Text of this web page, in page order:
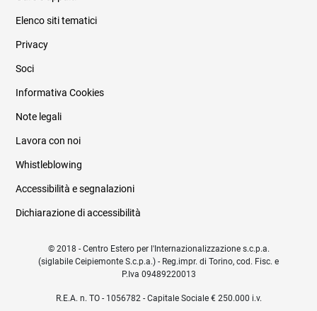
Elenco siti tematici
Privacy
Soci
Informativa Cookies
Note legali
Lavora con noi
Whistleblowing
Accessibilità e segnalazioni
Dichiarazione di accessibilità
© 2018 - Centro Estero per l'Internazionalizzazione s.c.p.a.
(siglabile Ceipiemonte S.c.p.a.) - Reg.impr. di Torino, cod. Fisc. e
P.Iva 09489220013
R.E.A. n. TO - 1056782 - Capitale Sociale € 250.000 i.v.